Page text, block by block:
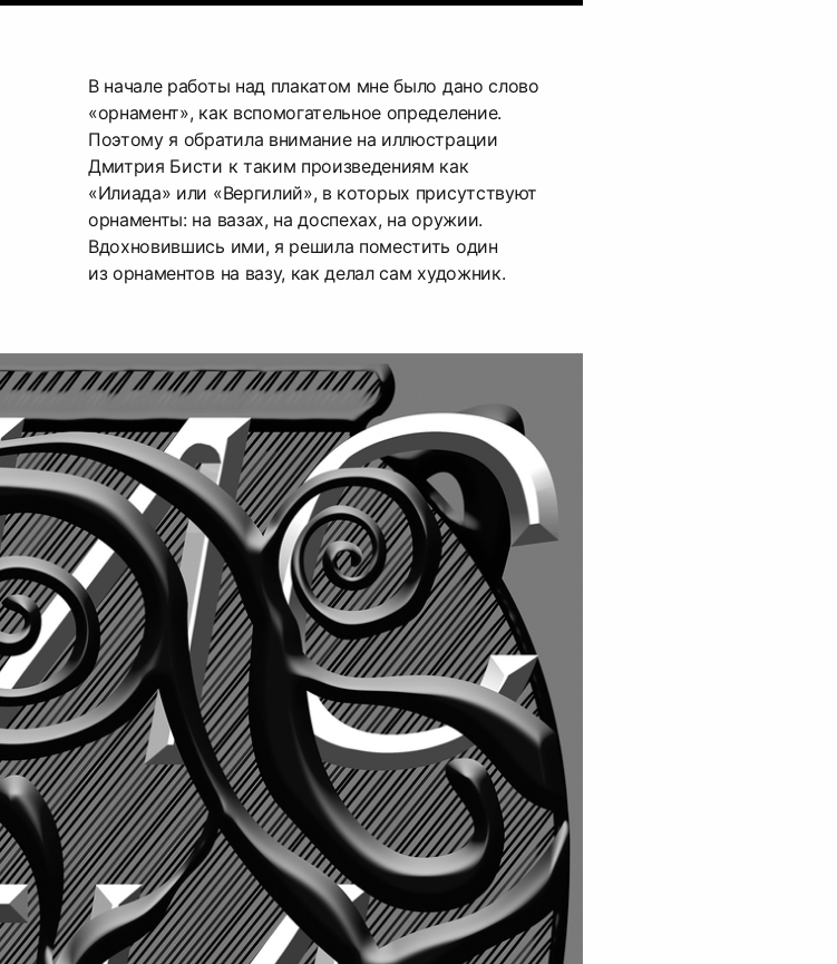
В начале работы над плакатом мне было дано слово
«орнамент», как вспомогательное определение.
Поэтому я обратила внимание на иллюстрации
Дмитрия Бисти к таким произведениям как
«Илиада» или «Вергилий», в которых присутствуют
орнаменты: на вазах, на доспехах, на оружии.
Вдохновившись ими, я решила поместить один
из орнаментов на вазу, как делал сам художник.